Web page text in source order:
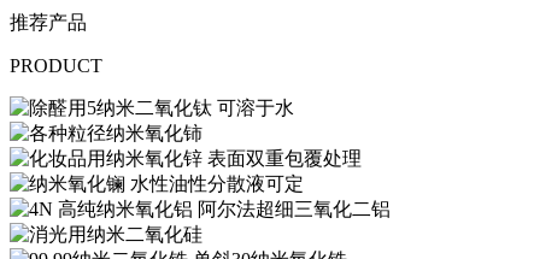
推荐产品
PRODUCT